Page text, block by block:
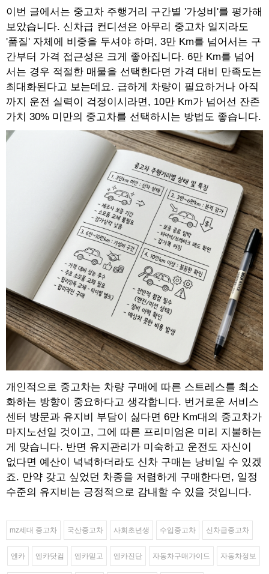
이번 글에서는 중고차 주행거리 구간별 '가성비'를 평가해
보았습니다. 신차급 컨디션은 아무리 중고차 일지라도
'품질' 자체에 비중을 두셔야 하며, 3만 Km를 넘어서는 구
간부터 가격 접근성은 크게 좋아집니다. 6만 Km를 넘어
서는 경우 적절한 매물을 선택한다면 가격 대비 만족도는
최대화된다고 보는데요. 급하게 차량이 필요하거나 아직
까지 운전 실력이 걱정이시라면, 10만 Km가 넘어선 잔존
가치 30% 미만의 중고차를 선택하시는 방법도 좋습니다.
개인적으로 중고차는 차량 구매에 따른 스트레스를 최소
화하는 방향이 중요하다고 생각합니다. 번거로운 서비스
센터 방문과 유지비 부담이 싫다면 6만 Km대의 중고차가
마지노선일 것이고, 그에 따른 프리미엄은 미리 지불하는
게 맞습니다. 반면 유지관리가 미숙하고 운전도 자신이
없다면 예산이 넉넉하더라도 신차 구매는 낭비일 수 있겠
죠. 만약 갖고 싶었던 차종을 저렴하게 구매한다면, 일정
수준의 유지비는 긍정적으로 감내할 수 있을 것입니다.
mz세대 중고차 국산중고차 사회초년생 수입중고차 신차급중고차
엔카 엔카닷컴 엔카믿고 엔카진단 자동차구매가이드 자동차정보